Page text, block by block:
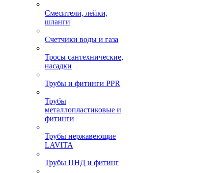
Смесители, лейки,
шланги
Счетчики воды и газа
Тросы сантехнические,
насадки
Трубы и фитинги PPR
Трубы
металлопластиковые и
фитинги
Трубы нержавеющие
LAVITA
Трубы ПНД и фитинг